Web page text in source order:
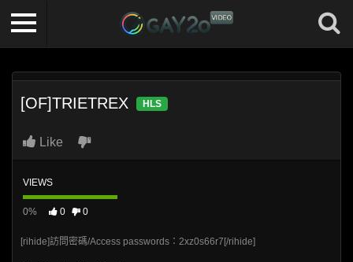
[OF]TRIETREX HLS
Like
VIEWS
0% 0 0
[rihide]訪問密碼/Access passwords：2xz0s66r7[/rihide]